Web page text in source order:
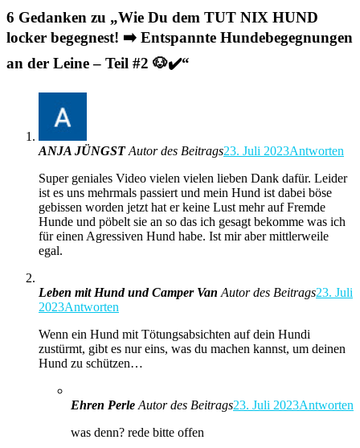
6 Gedanken zu „Wie Du dem TUT NIX HUND
locker begegnest! ➡️ Entspannte Hundebegegnungen
an der Leine – Teil #2 🐶✔️“
ANJA JÜNGST Autor des Beitrags23. Juli 2023Antworten
Super geniales Video vielen vielen lieben Dank dafür. Leider
ist es uns mehrmals passiert und mein Hund ist dabei böse
gebissen worden jetzt hat er keine Lust mehr auf Fremde
Hunde und pöbelt sie an so das ich gesagt bekomme was ich
für einen Agressiven Hund habe. Ist mir aber mittlerweile
egal.
Leben mit Hund und Camper Van Autor des Beitrags23. Juli
2023Antworten
Wenn ein Hund mit Tötungsabsichten auf dein Hundi
zustürmt, gibt es nur eins, was du machen kannst, um deinen
Hund zu schützen…
Ehren Perle Autor des Beitrags23. Juli 2023Antworten
was denn? rede bitte offen